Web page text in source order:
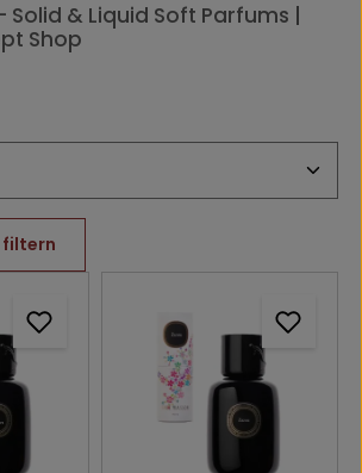
Solid & Liquid Soft Parfums |
Shop
filtern